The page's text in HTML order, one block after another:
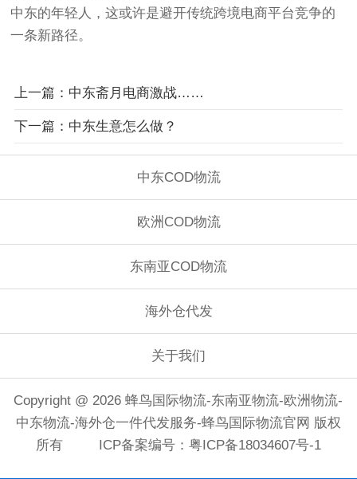
中东的年轻人，这或许是避开传统跨境电商平台竞争的
一条新路径。
上一篇：中东斋月电商激战……
下一篇：中东生意怎么做？
中东COD物流
欧洲COD物流
东南亚COD物流
海外仓代发
关于我们
Copyright @ 2026 蜂鸟国际物流-东南亚物流-欧洲物流-
中东物流-海外仓一件代发服务-蜂鸟国际物流官网 版权
所有
ICP备案编号：粤ICP备18034607号-1